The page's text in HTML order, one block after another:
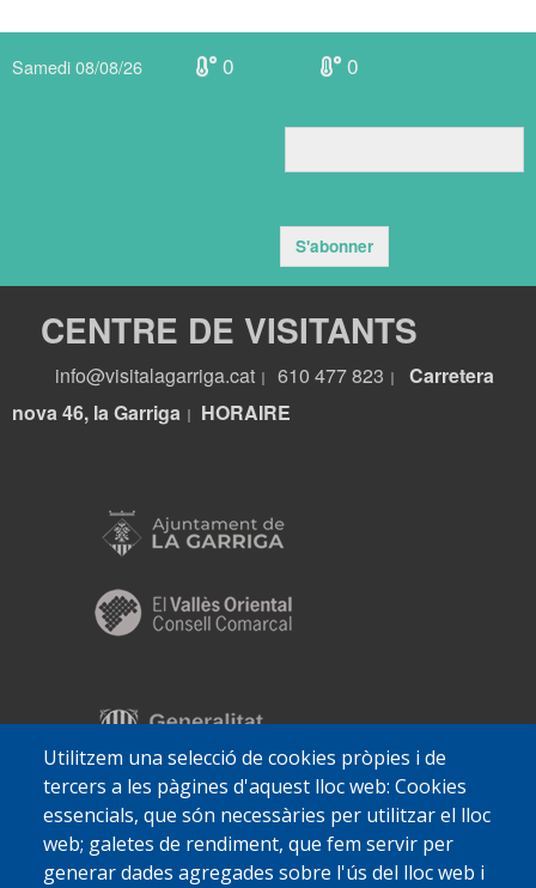
Utilitzem una selecció de cookies pròpies i de
tercers a les pàgines d'aquest lloc web: Cookies
essencials, que són necessàries per utilitzar el lloc
web; galetes de rendiment, que fem servir per
generar dades agregades sobre l'ús del lloc web i
Samedi 08/08/26 0 0
S'abonner
CENTRE DE VISITANTS
info@visitalagarriga.cat 610 477 823
Carretera
nova 46, la Garriga
HORAIRE